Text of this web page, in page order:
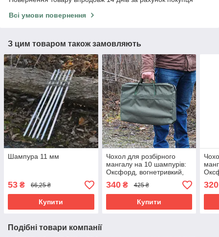
Всі умови повернення
З цим товаром також замовляють
Шампура 11 мм
53 ₴ 66,25 ₴
Купити
Чохол для розбірного
мангалу на 10 шампурів:
Оксфорд, вогнетривкий,
захист від бруду та вологи
340₴ 425 ₴
Купити
320
Подібні товари компанії